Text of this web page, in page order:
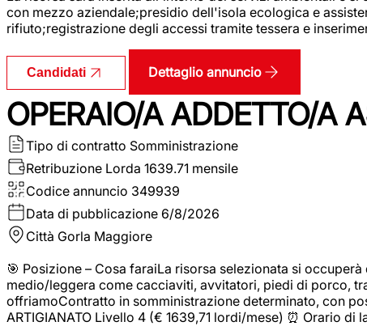
con mezzo aziendale;presidio dell'isola ecologica e
rifiuto;registrazione degli accessi tramite tessera e
Candidati Dettaglio annuncio
OPERAIO/A ADDETTO/A
Tipo di contratto Somministrazione
Retribuzione Lorda 1639.71 mensile
Codice annuncio 349939
Data di pubblicazione 6/8/2026
Città Gorla Maggiore
🎯 Posizione – Cosa faraiLa risorsa selezionata si
medio/leggera come cacciaviti, avvitatori, piedi di porco,
offriamoContratto in somministrazione determinato, con
ARTIGIANATO Livello 4 (€ 1639,71 lordi/mese) ⏰ Orario